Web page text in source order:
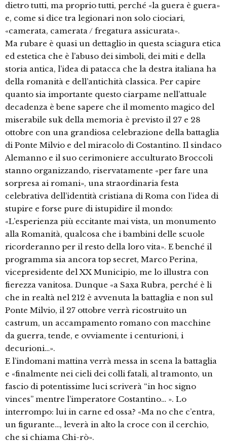
dietro tutti, ma proprio tutti, perché «la guera è guera»
e, come si dice tra legionari non solo ciociari,
«camerata, camerata / fregatura assicurata».
Ma rubare è quasi un dettaglio in questa sciagura etica
ed estetica che è l’abuso dei simboli, dei miti e della
storia antica, l’idea di patacca che la destra italiana ha
della romanità e dell’antichità classica. Per capire
quanto sia importante questo ciarpame nell’attuale
decadenza è bene sapere che il momento magico del
miserabile suk della memoria è previsto il 27 e 28
ottobre con una grandiosa celebrazione della battaglia
di Ponte Milvio e del miracolo di Costantino. Il sindaco
Alemanno e il suo cerimoniere acculturato Broccoli
stanno organizzando, riservatamente «per fare una
sorpresa ai romani», una straordinaria festa
celebrativa dell’identità cristiana di Roma con l’idea di
stupire e forse pure di istupidire il mondo:
«L’esperienza più eccitante mai vista, un monumento
alla Romanità, qualcosa che i bambini delle scuole
ricorderanno per il resto della loro vita». E benché il
programma sia ancora top secret, Marco Perina,
vicepresidente del XX Municipio, me lo illustra con
fierezza vanitosa. Dunque «a Saxa Rubra, perché è li
che in realtà nel 212 è avvenuta la battaglia e non sul
Ponte Milvio, il 27 ottobre verrà ricostruito un
castrum, un accampamento romano con macchine
da guerra, tende, e ovviamente i centurioni, i
decurioni…».
E l’indomani mattina verrà messa in scena la battaglia
e «finalmente nei cieli dei colli fatali, al tramonto, un
fascio di potentissime luci scriverà “in hoc signo
vinces” mentre l’imperatore Costantino… ». Lo
interrompo: lui in carne ed ossa? «Ma no che c’entra,
un figurante…, leverà in alto la croce con il cerchio,
che si chiama Chi-rò».